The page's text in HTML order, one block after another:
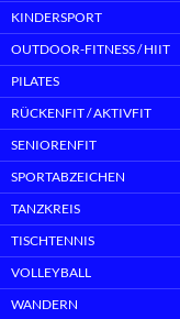
KINDERSPORT
OUTDOOR-FITNESS / HIIT
PILATES
RÜCKENFIT / AKTIVFIT
SENIORENFIT
SPORTABZEICHEN
TANZKREIS
TISCHTENNIS
VOLLEYBALL
WANDERN